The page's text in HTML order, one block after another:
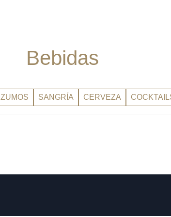
Bebidas
ZUMOS SANGRÍA CERVEZA